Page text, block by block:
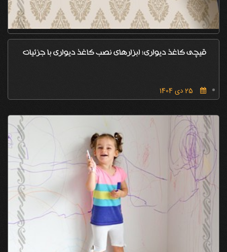
قیچی کاغذ دیواری؛ ابزارهای نصب کاغذ دیواری با جزئیات